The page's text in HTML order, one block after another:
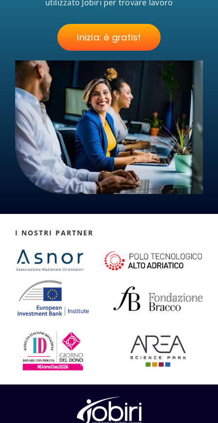
utilizzato Jobiri per trovare lavoro
Inizia: è gratis!
I NOSTRI PARTNER